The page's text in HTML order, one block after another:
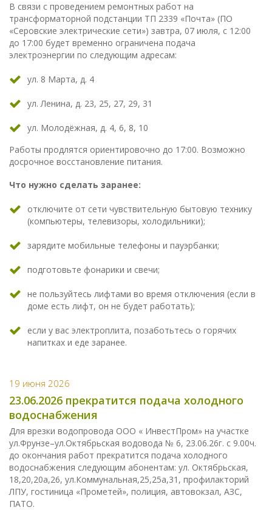
В связи с проведением ремонтных работ на
трансформаторной подстанции ТП 2339 «Почта» (ПО
«Серовские электрические сети») завтра, 07 июля, с 12:00
до 17:00 будет временно ограничена подача
электроэнергии по следующим адресам:
ул. 8 Марта, д. 4
ул. Ленина, д. 23, 25, 27, 29, 31
ул. Молодёжная, д. 4, 6, 8, 10
Работы продлятся ориентировочно до 17:00. Возможно
досрочное восстановление питания.
Что нужно сделать заранее:
отключите от сети чувствительную бытовую технику
(компьютеры, телевизоры, холодильники);
зарядите мобильные телефоны и пауэрбанки;
подготовьте фонарики и свечи;
не пользуйтесь лифтами во время отключения (если в
доме есть лифт, он не будет работать);
если у вас электроплита, позаботьтесь о горячих
напитках и еде заранее.
19 июня 2026
23.06.2026 прекратится подача холодного
водоснабжения
Для врезки водопровода ООО « ИнвестПром» на участке
ул.Фрунзе–ул.Октябрьская водовода № 6, 23.06.26г. с 9.00ч.
до окончания работ прекратится подача холодного
водоснабжения следующим абонентам: ул. Октябрьская,
18,20,20а,26, ул.Коммунальная,25,25а,31, профилакторий
ЛПУ, гостиница «Прометей», полиция, автовокзал, АЗС,
ПАТО.